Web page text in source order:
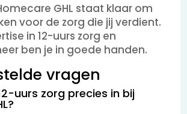
GHL staat klaar om
voor de zorg die jij verdient.
in 12-uurs zorg en
ben je in goede handen.
vragen
uurs zorg precies in bij